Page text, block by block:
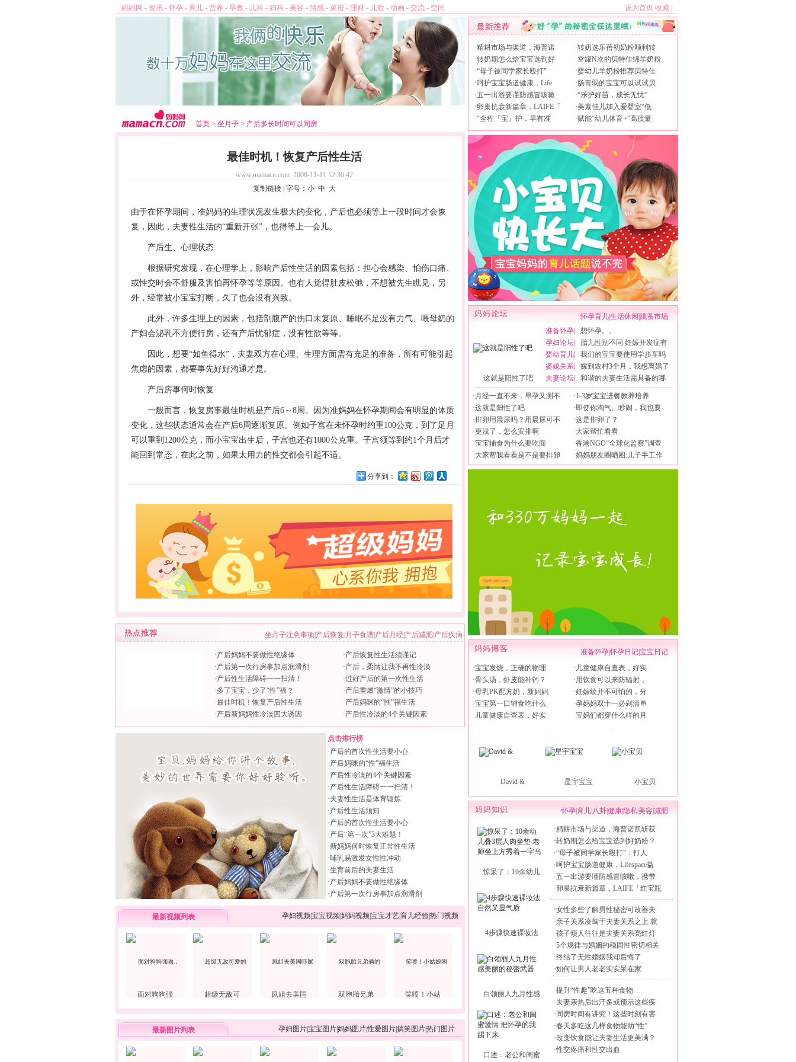
妈妈网 - 资讯 - 怀孕 - 育儿 - 营养 - 早教 - 儿科 - 妇科 - 美容 - 情感 - 菜谱 - 理财 - 儿歌 - 动画 - 交流 - 空间 设为首页 收藏
首页 > 坐月子 > 产后多长时间可以同房
最佳时机！恢复产后性生活
www.mamacn.com 2008-11-11 12:36:42
复制链接| 字号： 小 中 大
由于在怀孕期间，准妈妈的生理状况发生极大的变化，产后也必须等上一段时间才会恢
复，因此，夫妻性生活的“重新开张”，也得等上一会儿。
产后生、心理状态
根据研究发现，在心理学上，影响产后性生活的因素包括：担心会感染、怕伤口痛、
或性交时会不舒服及害怕再怀孕等等原因。也有人觉得肚皮松弛，不想被先生瞧见，另
外，经常被小宝宝打断，久了也会没有兴致。
此外，许多生理上的因素，包括剖腹产的伤口未复原、睡眠不足没有力气、喂母奶的
产妇会泌乳不方便行房，还有产后忧郁症，没有性欲等等。
因此，想要“如鱼得水”，夫妻双方在心理、生理方面需有充足的准备，所有可能引起
焦虑的因素，都要事先好好沟通才是。
产后房事何时恢复
一般而言，恢复房事最佳时机是产后6～8周。因为准妈妈在怀孕期间会有明显的体质
变化，这些状态通常会在产后6周逐渐复原。例如子宫在未怀孕时约重100公克，到了足月
可以重到1200公克，而小宝宝出生后，子宫也还有1000公克重。子宫须等到约1个月后才
能回到常态，在此之前，如果太用力的性交都会引起不适。
分享到：
坐月子注意事项 产后恢复 月子食谱 产后月经 产后减肥 产后疾病
·产后妈妈不要做性绝缘体
·产后第一次行房事加点润滑剂
·产后性生活障碍一一扫清！
·多了宝宝，少了“性”福？
·最佳时机！恢复产后性生活
·产后新妈妈性冷淡四大诱因
·产后恢复性生活须谨记
·产后，柔情让我不再性冷淡
·过好产后的第一次性生活
·产后重燃“激情”的小技巧
·产后妈咪的“性”福生活
·产后性冷淡的4个关键因素
点击排行榜
·产后的首次性生活要小心
·产后妈咪的“性”福生活
·产后性冷淡的4个关键因素
·产后性生活障碍一一扫清！
·夫妻性生活是体育锻炼
·产后性生活须知
·产后的首次性生活要小心
·产后“第一次”3大难题！
·新妈妈何时恢复正常性生活
·哺乳易激发女性性冲动
·生育前后的夫妻生活
·产后妈妈不要做性绝缘体
·产后第一次行房事加点润滑剂
最新视频列表 孕妇视频宝宝视频妈妈视频宝宝才艺育儿经验热门视频
面对狗狗强 超级无敌可 凤姐去美国 双胞胎兄弟 笑喷！小姑
最新图片列表 孕妇图片宝宝图片妈妈图片性爱图片搞笑图片热门图片
·精耕市场与渠道，海普诺
·转奶期怎么给宝宝选到好
·“母子被同学家长殴打”
·呵护宝宝肠道健康，Life
·五一出游要谨防感冒咳嗽
·卵巢抗衰新篇章，LAIFE「
·“全程『宝』护，早有准
·转奶选乐蓓初奶粉顺利转
·空罐N次的贝特佳绵羊奶粉
·婴幼儿羊奶粉推荐贝特佳
·肠胃弱的宝宝可以试试贝
·“乐护好苗，成长无忧”
·美素佳儿加入爱婴室“低
·赋能“幼儿体育+”高质量
怀孕育儿|生活休闲 跳蚤市场
这就是阳性了吧
准备怀孕
孕妇论坛
婴幼育儿
婆媳关系
夫妻论坛
想怀孕。。
胎儿性别不同 妊娠并发症有
我们的宝宝要使用学步车吗
嫁到农村3个月，我想离婚了
和谐的夫妻生活需具备的哪
· 月经一直不来，早孕又测不
·这就是阳性了吧
·排卵用晨尿吗？用晨尿可不
·更浅了，怎么安排啊
·宝宝辅食为什么要吃面
·大家帮我看看是不是要排卵
·1-3岁宝宝进餐教养培养
·即使你淘气、吵闹，我也要
·这是排卵了？
·大家帮忙看看
·香港NGO“全球化监察”调查
·妈妈朋友圈晒图:儿子手工作
准备怀孕|怀孕日记|宝宝日记
·宝宝发烧，正确的物理
·骨头汤，虾皮能补钙？
·母乳PK配方奶，新妈妈
·宝宝第一口辅食吃什么
· 儿童健康自查表，好实
· 儿童健康自查表，好实
·用饮食可以来防辐射，
·妊娠纹并不可怕的，分
·孕妈妈双十一必剁清单
·宝妈们都穿什么样的月
David & 星宇宝宝 小宝贝
怀孕|育儿| 八卦|健康| 隐私|美容|减肥
惊呆了：10余幼儿
4步骤快速裸妆法
白领丽人九月性感
口述：老公和闺蜜
·精耕市场与渠道，海普诺凯斩获
·转奶期怎么给宝宝选到好奶粉？
·“母子被同学家长殴打”：打人
·呵护宝宝肠道健康，Lifespace益
·五一出游要谨防感冒咳嗽，携带
·卵巢抗衰新篇章，LAIFE「红宝瓶
·女性多些了解男性秘密可改善夫
·亲子关系凌驾于夫妻关系之上 就
·孩子烦人往往是夫妻关系亮红灯
·5个规律与婚姻的稳固性密切相关
·终结了无性婚姻我却后悔了
·如何让男人老老实实呆在家
·提升“性趣”吃这五种食物
·夫妻亲热后出汗多或预示这些疾
· 同房时间有讲究！这些时刻有害
·春天多吃这几样食物能助“性”
·改变饮食能让夫妻生活更美满？
·性交疼痛和性交出血